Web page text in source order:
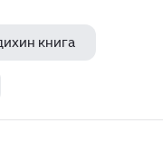
книга